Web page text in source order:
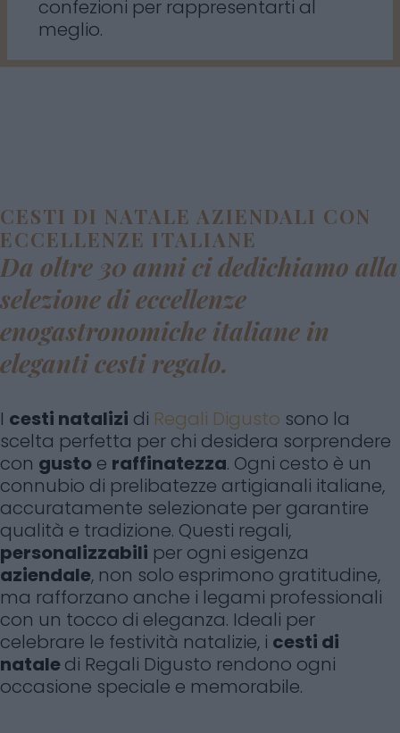
confezioni per rappresentarti al
meglio.
CESTI DI NATALE AZIENDALI CON
ECCELLENZE ITALIANE
Da oltre 30 anni ci dedichiamo alla
selezione di eccellenze
enogastronomiche italiane in
eleganti cesti regalo.
I cesti natalizi di Regali Digusto sono la
scelta perfetta per chi desidera sorprendere
con gusto e raffinatezza. Ogni cesto è un
connubio di prelibatezze artigianali italiane,
accuratamente selezionate per garantire
qualità e tradizione. Questi regali,
personalizzabili per ogni esigenza
aziendale, non solo esprimono gratitudine,
ma rafforzano anche i legami professionali
con un tocco di eleganza. Ideali per
celebrare le festività natalizie, i cesti di
nataledi Regali Digusto rendono ogni
occasione speciale e memorabile.